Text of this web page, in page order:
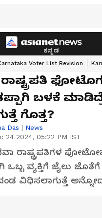
ಕನ್ನಡ
Voter List Revision
ಬಳಕೆ
ಗೊತ್ತ?
Das | News
24 2024, 05:22 PM IST
ರಾಷ್ಟ್ರಪತಿಗಳ
ಒಬ್ಬ ವ್ಯಕ್ತಿಗೆ ಜೈಲು ಜೊತೆಗೆ
ವಿಧಿಸಲಾಗುತ್ತೆ